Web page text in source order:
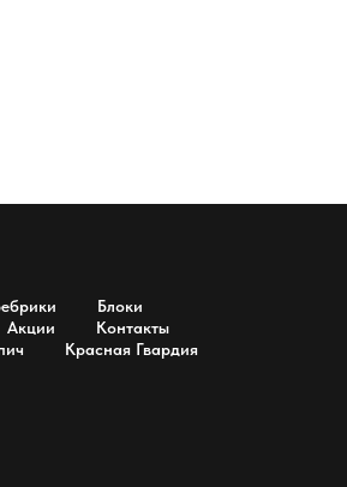
Блоки
Акции
Контакты
Красная Гвардия